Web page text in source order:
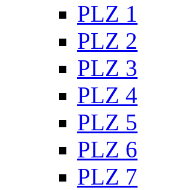
PLZ 1
PLZ 2
PLZ 3
PLZ 4
PLZ 5
PLZ 6
PLZ 7